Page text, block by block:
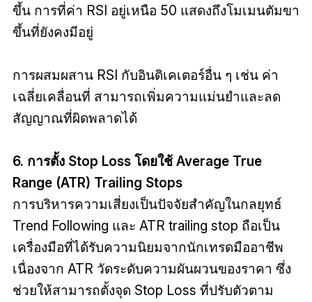
ขึ้น การที่ค่า RSI อยู่เหนือ 50 แสดงถึงโมเมนตัมขา
ขึ้นที่ยังคงมีอยู่
การผสมผสาน RSI กับอินดิเคเตอร์อื่น ๆ เช่น ค่า
เฉลี่ยเคลื่อนที่ สามารถเพิ่มความแม่นยำและลด
สัญญาณที่ผิดพลาดได้
6. การตั้ง Stop Loss โดยใช้ Average True
Range (ATR) Trailing Stops
การบริหารความเสี่ยงเป็นปัจจัยสำคัญในกลยุทธ์
Trend Following และ ATR trailing stop ถือเป็น
เครื่องมือที่ได้รับความนิยมจากนักเทรดมืออาชีพ
เนื่องจาก ATR วัดระดับความผันผวนของราคา ซึ่ง
ช่วยให้สามารถตั้งจุด Stop Loss ที่ปรับตัวตาม